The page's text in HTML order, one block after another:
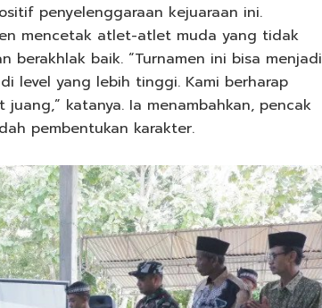
penyelenggaraan kejuaraan ini.
mencetak atlet-atlet muda yang tidak
baik. “Turnamen ini bisa menjadi
level yang lebih tinggi. Kami berharap
katanya. Ia menambahkan, pencak
pembentukan karakter.